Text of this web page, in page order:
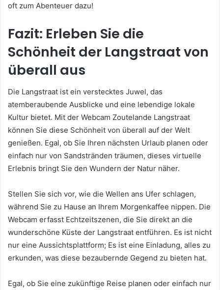
oft zum Abenteuer dazu!
Fazit: Erleben Sie die
Schönheit der Langstraat von
überall aus
Die Langstraat ist ein verstecktes Juwel, das
atemberaubende Ausblicke und eine lebendige lokale
Kultur bietet. Mit der Webcam Zoutelande Langstraat
können Sie diese Schönheit von überall auf der Welt
genießen. Egal, ob Sie Ihren nächsten Urlaub planen oder
einfach nur von Sandstränden träumen, dieses virtuelle
Erlebnis bringt Sie den Wundern der Natur näher.
Stellen Sie sich vor, wie die Wellen ans Ufer schlagen,
während Sie zu Hause an Ihrem Morgenkaffee nippen. Die
Webcam erfasst Echtzeitszenen, die Sie direkt an die
wunderschöne Küste der Langstraat entführen. Es ist nicht
nur eine Aussichtsplattform; Es ist eine Einladung, alles zu
erkunden, was diese bezaubernde Gegend zu bieten hat.
Egal, ob Sie eine zukünftige Reise planen oder einfach nur